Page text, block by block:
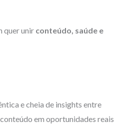
quer unir conteúdo, saúde e
e cheia de insights entre
em oportunidades reais